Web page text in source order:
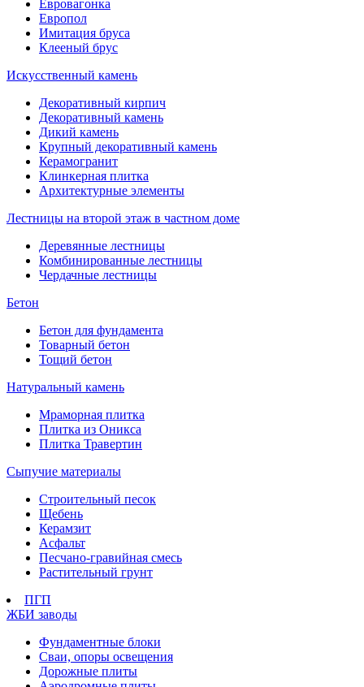
Евровагонка
Европол
Имитация бруса
Клееный брус
Искусственный камень
Декоративный кирпич
Декоративный камень
Дикий камень
Крупный декоративный камень
Керамогранит
Клинкерная плитка
Архитектурные элементы
Лестницы на второй этаж в частном доме
Деревянные лестницы
Комбинированные лестницы
Чердачные лестницы
Бетон
Бетон для фундамента
Товарный бетон
Тощий бетон
Натуральный камень
Мраморная плитка
Плитка из Оникса
Плитка Травертин
Сыпучие материалы
Строительный песок
Щебень
Керамзит
Асфальт
Песчано-гравийная смесь
Растительный грунт
ПГП
ЖБИ заводы
Фундаментные блоки
Сваи, опоры освещения
Дорожные плиты